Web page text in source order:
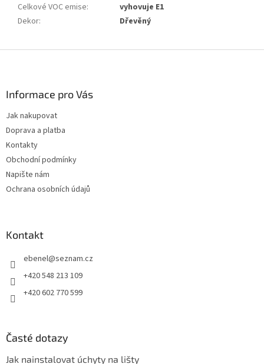
Celkové VOC emise:
vyhovuje E1
Dekor: Dřevěný
Informace pro Vás
Jak nakupovat
Doprava a platba
Kontakty
Obchodní podmínky
Napište nám
Ochrana osobních údajů
Kontakt
ebenel@seznam.cz
+420 548 213 109
+420 602 770 599
Časté dotazy
Jak nainstalovat úchyty na lišty